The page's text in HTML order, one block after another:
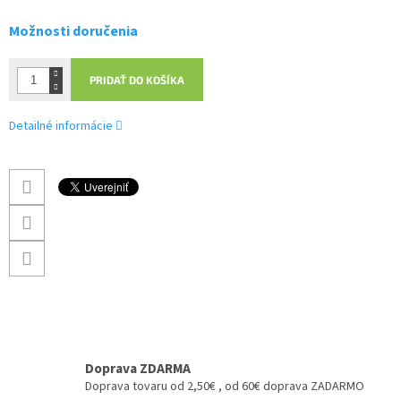
Možnosti doručenia
PRIDAŤ DO KOŠÍKA
Detailné informácie
Doprava ZDARMA
Doprava tovaru od 2,50€ , od 60€ doprava ZADARMO